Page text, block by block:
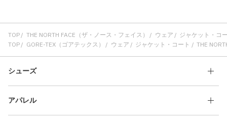
TOP THE NORTH FACE（ザ・ノース・フェイス） ウェア
ジャケット・コ
TOP
GORE-TEX（ゴアテックス） ウェア ジャケット・コート THE
シューズ
アパレル